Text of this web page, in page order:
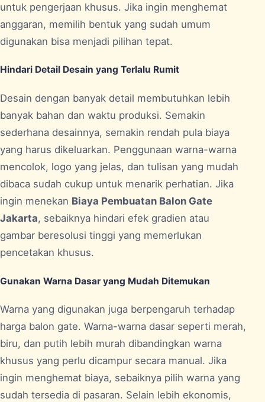
untuk pengerjaan khusus. Jika ingin menghemat
anggaran, memilih bentuk yang sudah umum
digunakan bisa menjadi pilihan tepat.
Hindari Detail Desain yang Terlalu Rumit
Desain dengan banyak detail membutuhkan lebih
banyak bahan dan waktu produksi. Semakin
sederhana desainnya, semakin rendah pula biaya
yang harus dikeluarkan. Penggunaan warna-warna
mencolok, logo yang jelas, dan tulisan yang mudah
dibaca sudah cukup untuk menarik perhatian. Jika
ingin menekan Biaya Pembuatan Balon Gate
Jakarta, sebaiknya hindari efek gradien atau
gambar beresolusi tinggi yang memerlukan
pencetakan khusus.
Gunakan Warna Dasar yang Mudah Ditemukan
Warna yang digunakan juga berpengaruh terhadap
harga balon gate. Warna-warna dasar seperti merah,
biru, dan putih lebih murah dibandingkan warna
khusus yang perlu dicampur secara manual. Jika
ingin menghemat biaya, sebaiknya pilih warna yang
sudah tersedia di pasaran. Selain lebih ekonomis,